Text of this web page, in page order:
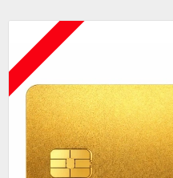
ÇOK YAKINDA